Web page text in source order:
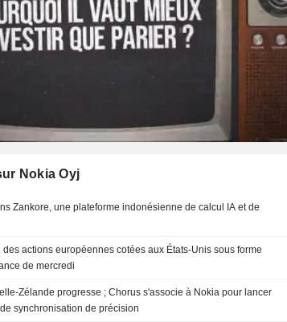
Nokia Oyj
Zankore, une plateforme indonésienne de calcul IA et de
actions européennes cotées aux États-Unis sous forme
de mercredi
Zélande progresse ; Chorus s'associe à Nokia pour lancer
synchronisation de précision